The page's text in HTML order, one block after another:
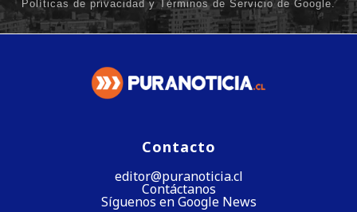
Contacto
editor@puranoticia.cl
Contáctanos
Síguenos en Google News